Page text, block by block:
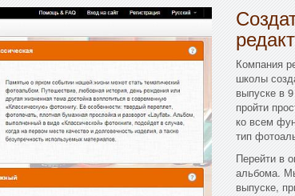
Компания
школы
выпуске в
пройти
ко всем
тип
Перейти в
альбома.
выпуске,